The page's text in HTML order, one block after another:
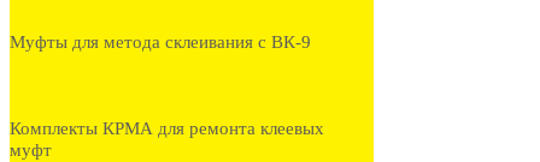
Муфты для метода склеивания с ВК-9
Комплекты КРМА для ремонта клеевых
муфт